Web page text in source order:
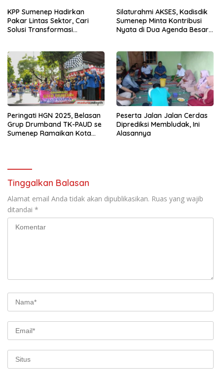
KPP Sumenep Hadirkan
Pakar Lintas Sektor, Cari
Solusi Transformasi
Silaturahmi AKSES, Kadisdik
Sumenep Minta Kontribusi
Nyata di Dua Agenda Besar
Peringati HGN 2025, Belasan
Grup Drumband TK-PAUD se
Sumenep Ramaikan Kota
Peserta Jalan Jalan Cerdas
Diprediksi Membludak, Ini
Alasannya
Tinggalkan Balasan
Alamat email Anda tidak akan dipublikasikan. Ruas yang wajib
ditandai *